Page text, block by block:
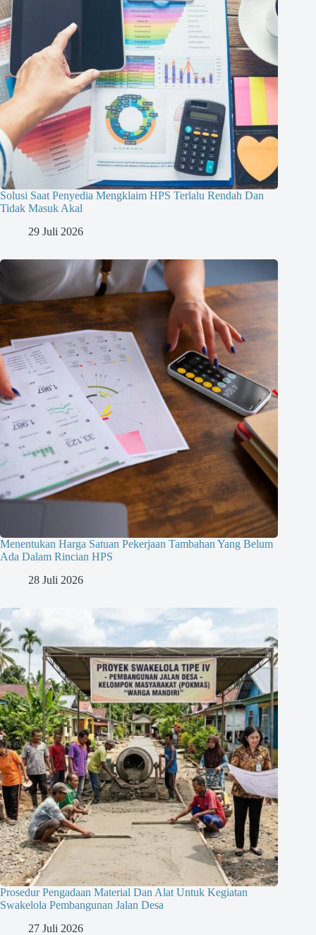
Solusi Saat Penyedia Mengklaim HPS Terlalu Rendah Dan
Tidak Masuk Akal
29 Juli 2026
Menentukan Harga Satuan Pekerjaan Tambahan Yang Belum
Ada Dalam Rincian HPS
28 Juli 2026
Prosedur Pengadaan Material Dan Alat Untuk Kegiatan
Swakelola Pembangunan Jalan Desa
27 Juli 2026